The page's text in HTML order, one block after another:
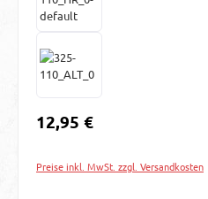
Regulärer Preis:
12,95 €
Preise inkl. MwSt. zzgl. Versandkosten